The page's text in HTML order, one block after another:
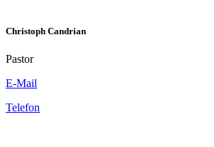
Christoph Candrian
Pastor
E-Mail
Telefon